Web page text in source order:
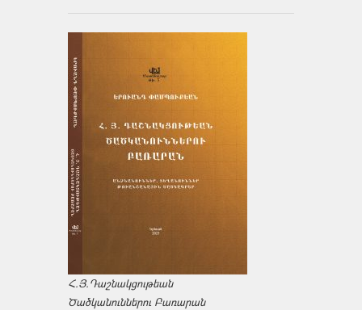
Հ.Յ.Դաշնակցութեան
Ծածկանուններու Բառարան